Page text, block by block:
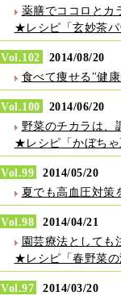
薬膳でココロとカ
★レシピ「玄妙茶パ
Vol.102
2014/08/20
食べて痩せる"健
Vol.100
2014/06/20
野菜のチカラは、
★レシピ「かぼちゃ
Vol.99
2014/05/20
夏でも高血圧対策
Vol.98
2014/04/21
園芸療法としても
★レシピ「春野菜の
Vol.97
2014/03/20